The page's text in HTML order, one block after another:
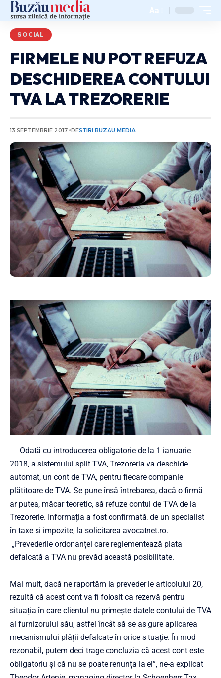
Aa
SOCIAL
FIRMELE NU POT REFUZA
DESCHIDEREA CONTULUI
TVA LA TREZORERIE
13 SEPTEMBRIE 2017 DESTIRI BUZAU MEDIA
Odată cu introducerea obligatorie de la 1 ianuarie
2018, a sistemului split TVA, Trezoreria va deschide
automat, un cont de TVA, pentru fiecare companie
plătitoare de TVA. Se pune însă întrebarea, dacă o firmă
ar putea, măcar teoretic, să refuze contul de TVA de la
Trezorerie. Informația a fost confirmată, de un specialist
în taxe și impozite, la solicitarea avocatnet.ro.
„Prevederile ordonanței care reglementează plata
defalcată a TVA nu prevăd această posibilitate.
Mai mult, dacă ne raportăm la prevederile articolului 20,
rezultă că acest cont va fi folosit ca rezervă pentru
situația în care clientul nu primește datele contului de TVA
al furnizorului său, astfel încât să se asigure aplicarea
mecanismului plății defalcate în orice situație. În mod
rezonabil, putem deci trage concluzia că acest cont este
obligatoriu și că nu se poate renunța la el”, ne-a explicat